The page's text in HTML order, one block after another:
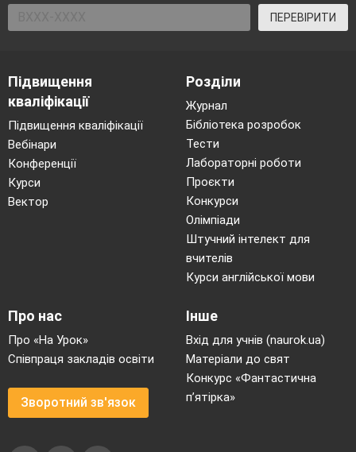
ПЕРЕВІРИТИ
Підвищення
кваліфікації
Підвищення кваліфікації
Вебінари
Конференції
Курси
Вектор
Розділи
Журнал
Бібліотека розробок
Тести
Лабораторні роботи
Проєкти
Конкурси
Олімпіади
Штучний інтелект для
вчителів
Курси англійської мови
Про нас
Про «На Урок»
Співпраця закладів освіти
Зворотний зв'язок
Інше
Вхід для учнів (naurok.ua)
Матеріали до свят
Конкурс «Фантастична
п’ятірка»